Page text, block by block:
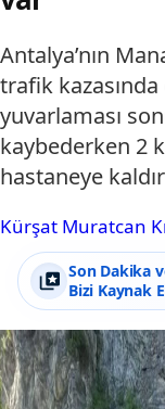
Antalya’nın
trafik
yuvarlaması
kaybederken 2
hastaneye
Kürşat Muratcan
Son Dakika
Bizi Kaynak